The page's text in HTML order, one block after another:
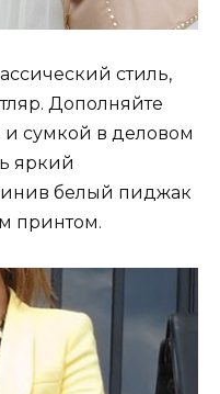
стиль,
Дополняйте
сумкой в деловом
яркий
белый пиджак
принтом.